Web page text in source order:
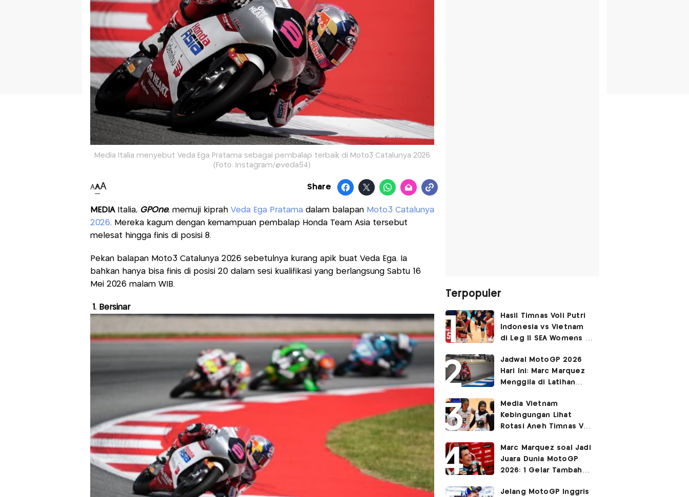
Media Italia menyebut Veda Ega Pratama sebagai pembalap terbaik di Moto3 Catalunya 2026
(Foto: Instagram/@veda54)
AAA Share
MEDIA Italia, GPOne, memuji kiprahVeda Ega Pratama dalam balapan Moto3 Catalunya
2026. Mereka kagum dengan kemampuan pembalap Honda Team Asia tersebut
melesat hingga finis di posisi 8.
Pekan balapan Moto3 Catalunya 2026 sebetulnya kurang apik buat Veda Ega. Ia
bahkan hanya bisa finis di posisi 20 dalam sesi kualifikasi yang berlangsung Sabtu 16
Mei 2026 malam WIB.
1. Bersinar
Terpopuler
Hasil Timnas Voli Putri
Indonesia vs Vietnam
di Leg II SEA Womens V
Garuda Pertiwi Menang
3-2
Jadwal MotoGP 2026
Hari Ini: Marc Marquez
Menggila di Latihan
Media Vietnam
Kebingungan Lihat
Rotasi Aneh Timnas Voli
SEA Womens V Cup
2026
Marc Marquez soal Jadi
Juara Dunia MotoGP
2026: 1 Gelar Tambahan
Saya
Jelang MotoGP Inggris